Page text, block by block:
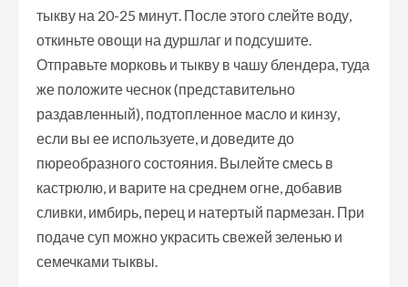
тыкву на 20-25 минут. После этого слейте воду,
откиньте овощи на дуршлаг и подсушите.
Отправьте морковь и тыкву в чашу блендера, туда
же положите чеснок (представительно
раздавленный), подтопленное масло и кинзу,
если вы ее используете, и доведите до
пюреобразного состояния. Вылейте смесь в
кастрюлю, и варите на среднем огне, добавив
сливки, имбирь, перец и натертый пармезан. При
подаче суп можно украсить свежей зеленью и
семечками тыквы.